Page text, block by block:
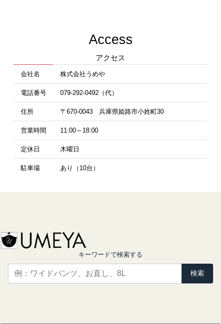
Access
アクセス
会社名 株式会社うめや
電話番号 079-292-0492（代）
住所 〒670-0043 兵庫県姫路市小姓町30
営業時間 11:00～18:00
定休日 木曜日
駐車場 あり（10台）
キーワードで検索する
検索